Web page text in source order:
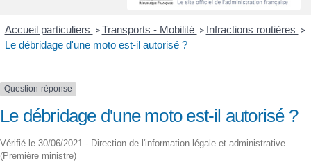
Accueil particuliers > Transports - Mobilité > Infractions routières >
Le débridage d'une moto est-il autorisé ?
Question-réponse
Le débridage d'une moto est-il autorisé ?
Vérifié le 30/06/2021 - Direction de l'information légale et administrative
(Première ministre)